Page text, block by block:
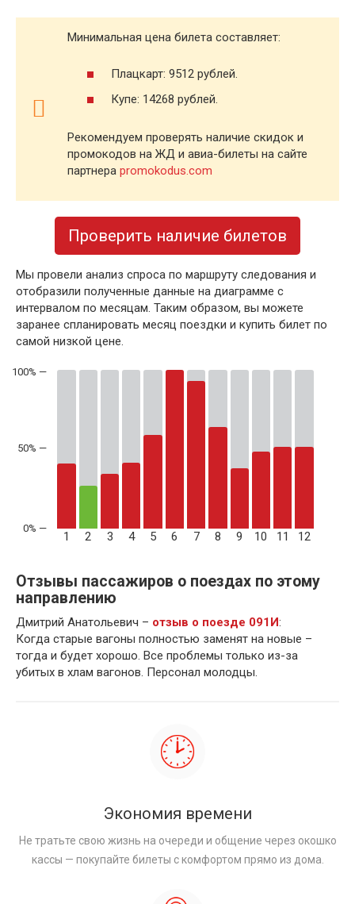
Минимальная цена билета составляет:
Плацкарт: 9512 рублей.
Купе: 14268 рублей.
Рекомендуем проверять наличие скидок и
промокодов на ЖД и авиа-билеты на сайте
партнера promokodus.com
Проверить наличие билетов
Мы провели анализ спроса по маршруту следования и
отобразили полученные данные на диаграмме с
интервалом по месяцам. Таким образом, вы можете
заранее спланировать месяц поездки и купить билет по
самой низкой цене.
50% —
1 2 3 4 5 6 7 8 9 10 11 12
Отзывы пассажиров о поездах по этому
направлению
Дмитрий Анатольевич – отзыв о поезде 091И:
Когда старые вагоны полностью заменят на новые –
тогда и будет хорошо. Все проблемы только из-за
убитых в хлам вагонов. Персонал молодцы.
Экономия времени
Не тратьте свою жизнь на очереди и общение через окошко
кассы — покупайте билеты с комфортом прямо из дома.